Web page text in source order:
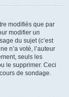
modifiés que par
modifier un
du sujet (c’est
n’a voté, l’auteur
seuls les
le supprimer. Ceci
de sondage.